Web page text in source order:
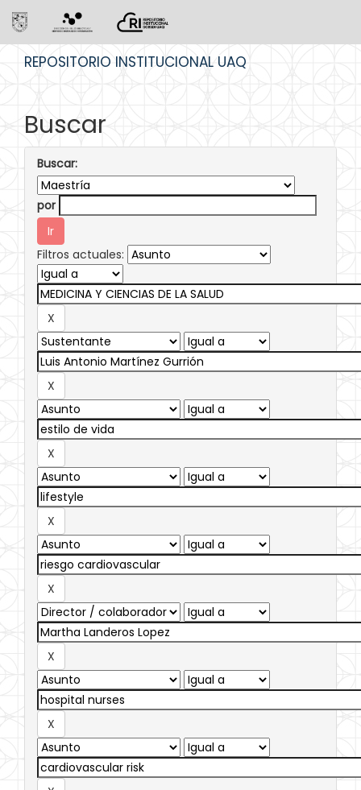
REPOSITORIO INSTITUCIONAL UAQ
Buscar
Buscar:
por
Filtros actuales: